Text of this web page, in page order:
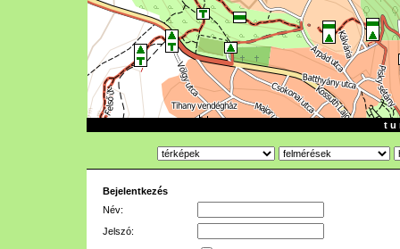
t u
Bejelentkezés
Név:
Jelszó: